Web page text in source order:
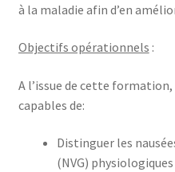
à la maladie afin d’en
Objectifs opérationnels :
A l’issue de cette
capables de:
Distinguer les
(NVG)